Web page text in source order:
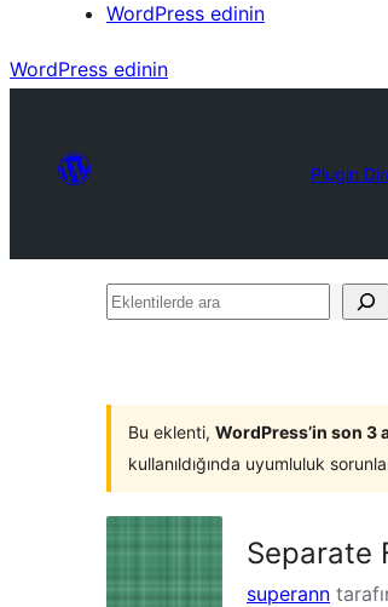
WordPress edinin
WordPress edinin
Plugin
Eklentilerde
Bu eklenti, WordPress’in son 3
kullanıldığında uyumluluk
Separate
superann